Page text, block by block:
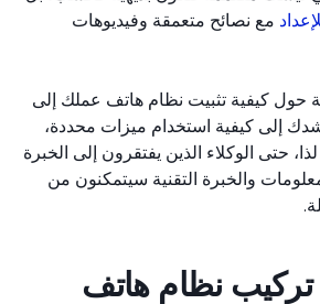
مع نصائح متعمقة وفيديوهات
كيفية تثبيت نظام هاتف عملك إلى
كيفية استخدام ميزات محددة،
الوكلاء الذين يفتقرون إلى الخبرة
والخبرة التقنية سيتمكنون من
نظام هاتف